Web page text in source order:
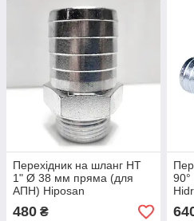
Перехідник на шланг НТ
1" Ø 38 мм пряма (для
АПН) Hiposan
480 ₴